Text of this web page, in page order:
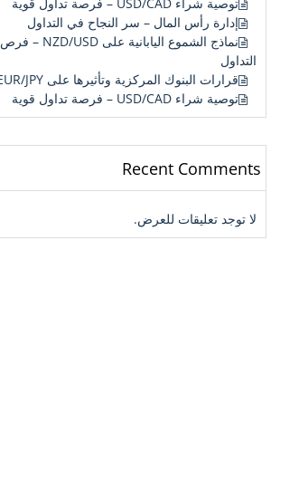
إدارة رأس المال – سر النجاح في التداول
نماذج الشموع اليابانية على NZD/USD – فرص
التداول
قرارات البنوك المركزية وتأثيرها على EUR/JPY
توصية شراء USD/CAD – فرصة تداول قوية
Recent Comments
لا توجد تعليقات للعرض.